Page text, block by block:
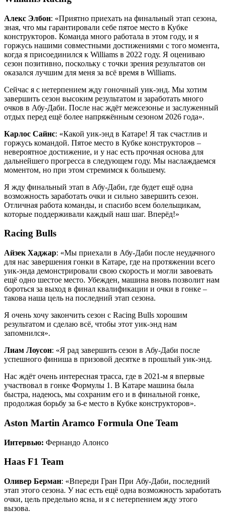
Алекс Элбон: «Приятно приехать на финальный этап сезона,
зная, что мы гарантировали себе пятое место в Кубке
конструкторов. Команда много работала в этом году, и я
горжусь нашими совместными достижениями с того момента,
когда я присоединился к Williams в 2022 году. Я оцениваю
сезон позитивно, поскольку с точки зрения результатов он
оказался лучшим для меня за всё время в Williams.
Сейчас я с нетерпением жду гоночный уик-энд. Мы хотим
завершить сезон высоким результатом и заработать много
очков в Абу-Даби. После нас ждёт межсезонье и заслуженный
отдых перед ещё более напряжённым сезоном 2026 года».
Карлос Сайнс: «Какой уик-энд в Катаре! Я так счастлив и
горжусь командой. Пятое место в Кубке конструкторов –
невероятное достижение, и у нас есть прочная основа для
дальнейшего прогресса в следующем году. Мы наслаждаемся
моментом, но при этом стремимся к большему.
Я жду финальный этап в Абу-Даби, где будет ещё одна
возможность заработать очки и сильно завершить сезон.
Отличная работа команды, и спасибо всем болельщикам,
которые поддерживали каждый наш шаг. Вперёд!»
Racing Bulls
Айзек Хаджар: «Мы приехали в Абу-Даби после неудачного
для нас завершения гонки в Катаре, где на протяжении всего
уик-энда демонстрировали свою скорость и могли завоевать
ещё одно шестое место. Убежден, машина вновь позволит нам
бороться за выход в финал квалификации и очки в гонке –
такова наша цель на последний этап сезона.
Я очень хочу закончить сезон с Racing Bulls хорошим
результатом и сделаю всё, чтобы этот уик-энд нам
запомнился».
Лиам Лоусон: «Я рад завершить сезон в Абу-Даби после
успешного финиша в призовой десятке в прошлый уик-энд.
Нас ждёт очень интересная трасса, где в 2021-м я впервые
участвовал в гонке Формулы 1. В Катаре машина была
быстра, надеюсь, мы сохраним его и в финальной гонке,
продолжая борьбу за 6-е место в Кубке конструкторов».
Aston Martin Aramco Formula One Team
Интервью: Фернандо Алонсо
Haas F1 Team
Оливер Берман: «Впереди Гран При Абу-Даби, последний
этап этого сезона. У нас есть ещё одна возможность заработать
очки, цель предельно ясна, и я с нетерпением жду этого
вызова.